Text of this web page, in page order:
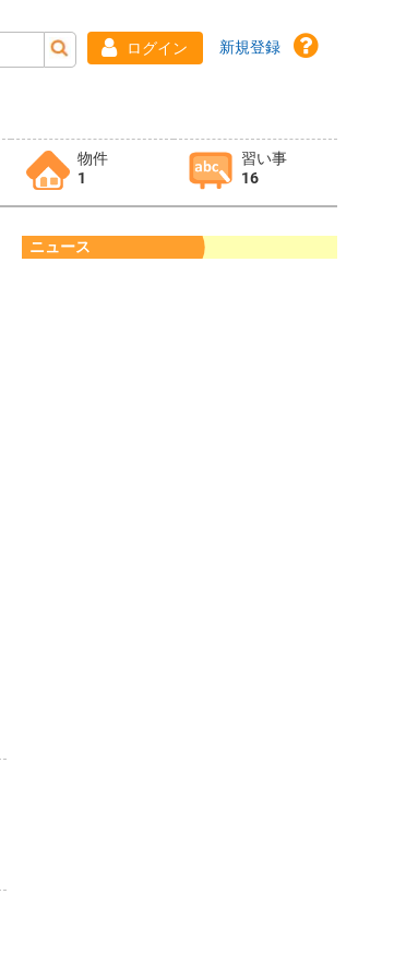
ログイン 新規登録
物件
1
習い事
16
ニュース